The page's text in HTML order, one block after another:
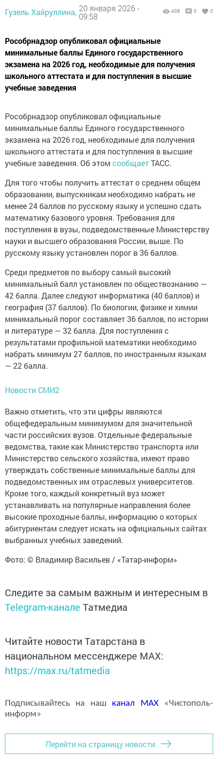
Гузель Хайруллина, 20 января 2026 -
09:58
408 0 0
Рособрнадзор опубликовал официальные
минимальные баллы Единого государственного
экзамена на 2026 год, необходимые для получения
школьного аттестата и для поступления в высшие
учебные заведения
Рособрнадзор опубликовал официальные
минимальные баллы Единого государственного
экзамена на 2026 год, необходимые для получения
школьного аттестата и для поступления в высшие
учебные заведения. Об этом сообщаетТАСС.
Для того чтобы получить аттестат о среднем общем
образовании, выпускникам необходимо набрать не
менее 24 баллов по русскому языку и успешно сдать
математику базового уровня. Требования для
поступления в вузы, подведомственные Министерству
науки и высшего образования России, выше. По
русскому языку установлен порог в 36 баллов.
Среди предметов по выбору самый высокий
минимальный балл установлен по обществознанию —
42 балла. Далее следуют информатика (40 баллов) и
география (37 баллов). По биологии, физике и химии
минимальный порог составляет 36 баллов, по истории
и литературе — 32 балла. Для поступления с
результатами профильной математики необходимо
набрать минимум 27 баллов, по иностранным языкам
— 22 балла.
Новости СМИ2
Важно отметить, что эти цифры являются
общефедеральным минимумом для значительной
части российских вузов. Отдельные федеральные
ведомства, такие как Министерство транспорта или
Министерство сельского хозяйства, имеют право
утверждать собственные минимальные баллы для
подведомственных им отраслевых университетов.
Кроме того, каждый конкретный вуз может
устанавливать на популярные направления более
высокие проходные баллы, информацию о которых
абитуриентам следует искать на официальных сайтах
выбранных учебных заведений.
Фото: © Владимир Васильев / «Татар-информ»
Следите за самым важным и интересным в
Telegram-канале Татмедиа
Читайте новости Татарстана в
национальном мессенджере MАХ:
https://max.ru/tatmedia
Подписывайтесь на наш канал MAX«Чистополь-
информ»
Перейти на страницу новости